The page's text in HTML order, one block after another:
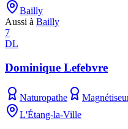
Bailly
Aussi à Bailly
7
DL
Dominique Lefebvre
Naturopathe
L'Étang-la-Ville